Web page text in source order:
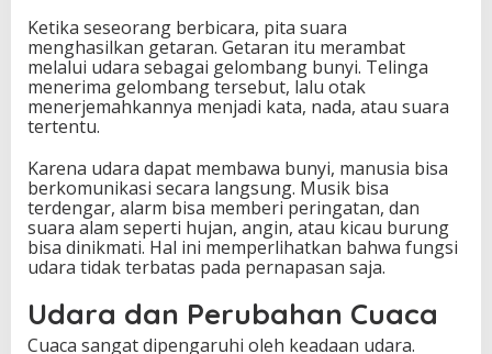
Ketika seseorang berbicara, pita suara
menghasilkan getaran. Getaran itu merambat
melalui udara sebagai gelombang bunyi. Telinga
menerima gelombang tersebut, lalu otak
menerjemahkannya menjadi kata, nada, atau suara
tertentu.
Karena udara dapat membawa bunyi, manusia bisa
berkomunikasi secara langsung. Musik bisa
terdengar, alarm bisa memberi peringatan, dan
suara alam seperti hujan, angin, atau kicau burung
bisa dinikmati. Hal ini memperlihatkan bahwa fungsi
udara tidak terbatas pada pernapasan saja.
Udara dan Perubahan Cuaca
Cuaca sangat dipengaruhi oleh keadaan udara.